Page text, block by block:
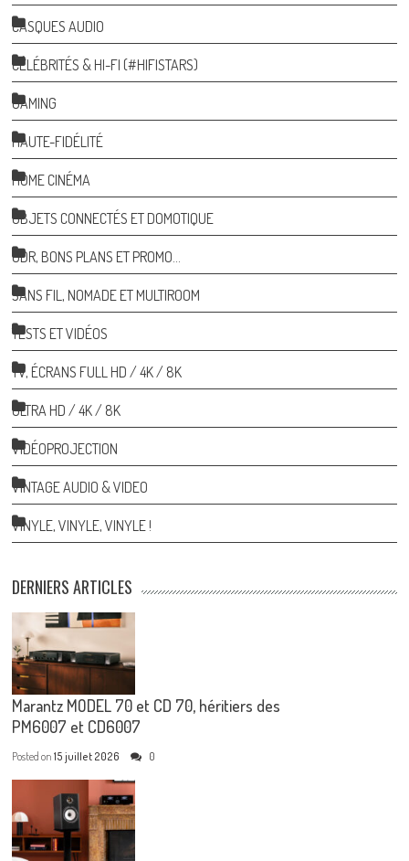
CASQUES AUDIO
CÉLÉBRITÉS & HI-FI (#HIFISTARS)
GAMING
HAUTE-FIDÉLITÉ
HOME CINÉMA
OBJETS CONNECTÉS ET DOMOTIQUE
ODR, BONS PLANS ET PROMO…
SANS FIL, NOMADE ET MULTIROOM
TESTS ET VIDÉOS
TV, ÉCRANS FULL HD / 4K / 8K
ULTRA HD / 4K / 8K
VIDÉOPROJECTION
VINTAGE AUDIO & VIDEO
VINYLE, VINYLE, VINYLE !
DERNIERS ARTICLES
Marantz MODEL 70 et CD 70, héritiers des
PM6007 et CD6007
Posted on15 juillet 2026 0